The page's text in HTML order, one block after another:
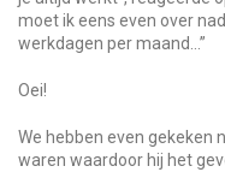
moet ik eens even over
werkdagen per maand…”
Oei!
We hebben even gekeken
waren waardoor hij het